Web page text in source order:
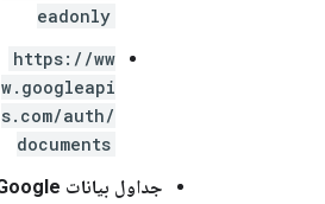
eadonly
https://ww
w.googleapi
s.com/auth/
documents
جداول بيانات Google